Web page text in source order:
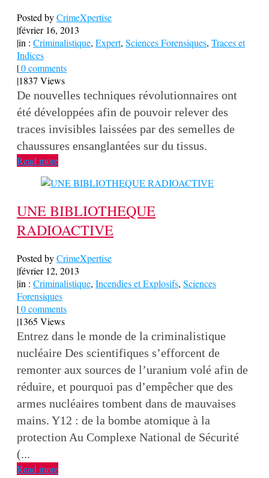
Posted byCrimeXpertise
|février 16, 2013
|in : Criminalistique, Expert, Sciences Forensiques, Traces et
Indices
|0 comments
|1837 Views
De nouvelles techniques révolutionnaires ont
été développées afin de pouvoir relever des
traces invisibles laissées par des semelles de
chaussures ensanglantées sur du tissus.
Read more
UNE BIBLIOTHEQUE
RADIOACTIVE
Posted byCrimeXpertise
|février 12, 2013
|in : Criminalistique, Incendies et Explosifs, Sciences
Forensiques
|0 comments
|1365 Views
Entrez dans le monde de la criminalistique
nucléaire Des scientifiques s’efforcent de
remonter aux sources de l’uranium volé afin de
réduire, et pourquoi pas d’empêcher que des
armes nucléaires tombent dans de mauvaises
mains. Y12 : de la bombe atomique à la
protection Au Complexe National de Sécurité
(...
Read more